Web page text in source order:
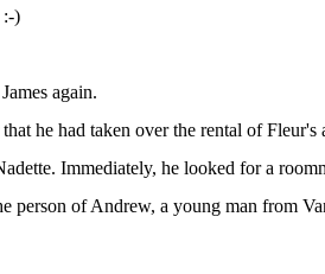
:-)
again.
he had taken over the rental of
Immediately, he looked for a
person of Andrew, a young man from